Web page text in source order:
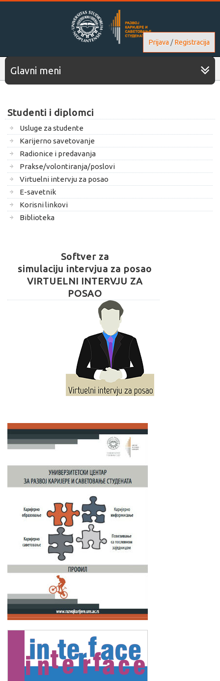
Prijava /Registracija
Glavni meni
Studenti i diplomci
Usluge za studente
Karijerno savetovanje
Radionice i predavanja
Prakse/volontiranja/poslovi
Virtuelni intervju za posao
E-savetnik
Korisni linkovi
Biblioteka
Softver za
simulaciju intervjua za posao
VIRTUELNI INTERVJU ZA
POSAO